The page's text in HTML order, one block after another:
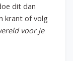
dit dan
krant of volg
voor je